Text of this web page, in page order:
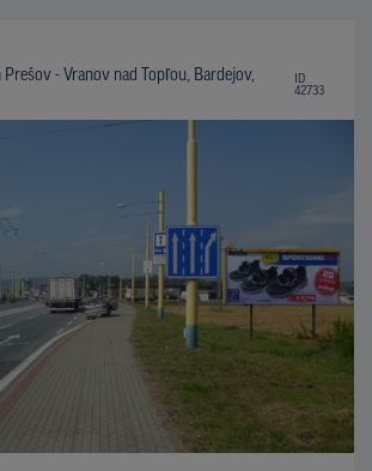
- Vranov nad Topľou, Bardejov,
ID
42733